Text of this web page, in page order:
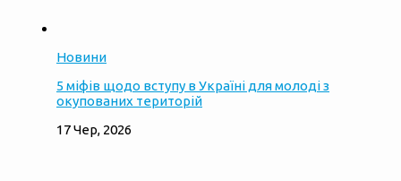
Новини
5 міфів щодо вступу в Україні для молоді з
окупованих територій
17 Чер, 2026